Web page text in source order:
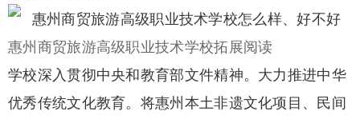
惠州商贸旅游高级职业技术学校拓展阅读
学校深入贯彻中央和教育部文件精神。大力推进中华
优秀传统文化教育。将惠州本土非遗文化项目、民间